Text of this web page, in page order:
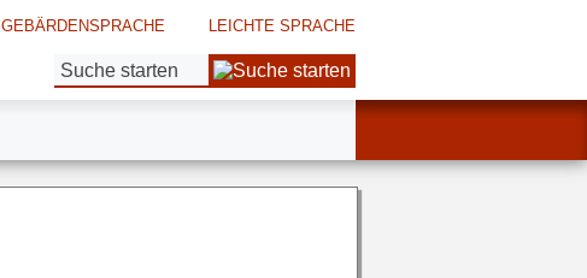
GEBÄRDENSPRACHE LEICHTE SPRACHE
Suche: